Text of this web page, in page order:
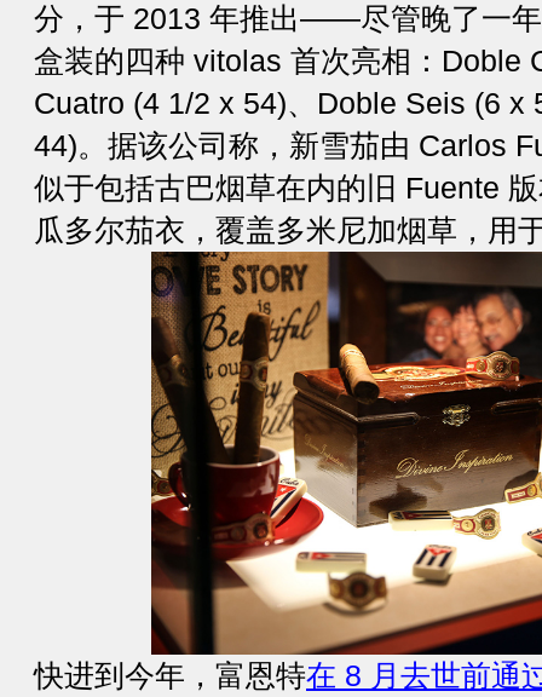
分，于 2013 年推出——尽管晚了一
盒装的四种 vitolas 首次亮相：Doble
Cuatro (4 1/2 x 54)、Doble Seis (6 x
44)。据该公司称，新雪茄由 Carlos
似于包括古巴烟草在内的旧 Fuente
瓜多尔茄衣，覆盖多米尼加烟草，用
快进到今年，富恩特在 8 月去世前通